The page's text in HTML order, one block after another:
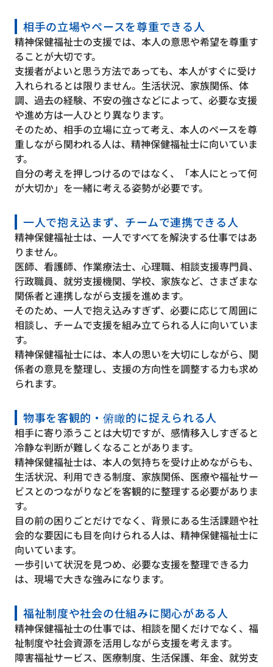
相手の立場やペースを尊重できる人
精神保健福祉士の支援では、本人の意思や希望を尊重す
ることが大切です。
支援者がよいと思う方法であっても、本人がすぐに受け
入れられるとは限りません。生活状況、家族関係、体
調、過去の経験、不安の強さなどによって、必要な支援
や進め方は一人ひとり異なります。
そのため、相手の立場に立って考え、本人のペースを尊
重しながら関われる人は、精神保健福祉士に向いていま
す。
自分の考えを押しつけるのではなく、「本人にとって何
が大切か」を一緒に考える姿勢が必要です。
一人で抱え込まず、チームで連携できる人
精神保健福祉士は、一人ですべてを解決する仕事ではあ
りません。
医師、看護師、作業療法士、心理職、相談支援専門員、
行政職員、就労支援機関、学校、家族など、さまざまな
関係者と連携しながら支援を進めます。
そのため、一人で抱え込みすぎず、必要に応じて周囲に
相談し、チームで支援を組み立てられる人に向いていま
す。
精神保健福祉士には、本人の思いを大切にしながら、関
係者の意見を整理し、支援の方向性を調整する力も求め
られます。
物事を客観的・俯瞰的に捉えられる人
相手に寄り添うことは大切ですが、感情移入しすぎると
冷静な判断が難しくなることがあります。
精神保健福祉士は、本人の気持ちを受け止めながらも、
生活状況、利用できる制度、家族関係、医療や福祉サー
ビスとのつながりなどを客観的に整理する必要がありま
す。
目の前の困りごとだけでなく、背景にある生活課題や社
会的な要因にも目を向けられる人は、精神保健福祉士に
向いています。
一歩引いて状況を見つめ、必要な支援を整理できる力
は、現場で大きな強みになります。
福祉制度や社会の仕組みに関心がある人
精神保健福祉士の仕事では、相談を聞くだけでなく、福
祉制度や社会資源を活用しながら支援を考えます。
障害福祉サービス、医療制度、生活保護、年金、就労支